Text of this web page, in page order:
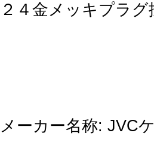
２４金メッキプラグ
メーカー名称: JVC